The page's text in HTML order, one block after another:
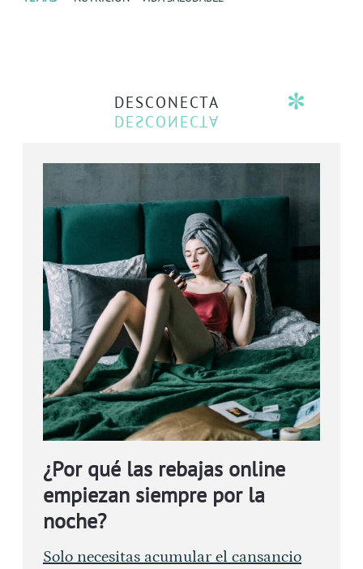
DESCONECTA
¿Por qué las rebajas online
empiezan siempre por la
noche?
Solo necesitas acumular el cansancio